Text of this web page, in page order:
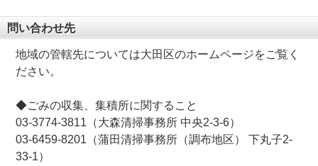
問い合わせ先
地域の管轄先については大田区のホームページをご覧く
ださい。
◆ごみの収集、集積所に関すること
03-3774-3811（大森清掃事務所 中央2-3-6）
03-6459-8201（蒲田清掃事務所（調布地区） 下丸子2-
33-1）